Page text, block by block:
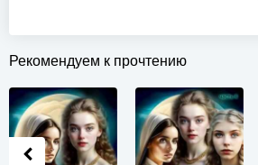
Рекомендуем к прочтению